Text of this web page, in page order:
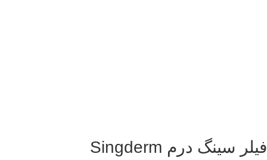
فیلر سینگ درم Singderm